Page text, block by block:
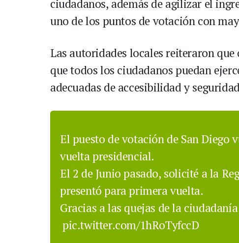
ciudadanos, además de agilizar el
uno de los puntos de votación con
Las autoridades locales reiteraron
que todos los ciudadanos puedan
adecuadas de accesibilidad y
El puesto de votación de San Diego
vuelta presidencial.
El 2 de Junio pasado, solicité a la
presentó para primera vuelta.
Gracias a las quejas de la
pic.twitter.com/1hRoTyfccD